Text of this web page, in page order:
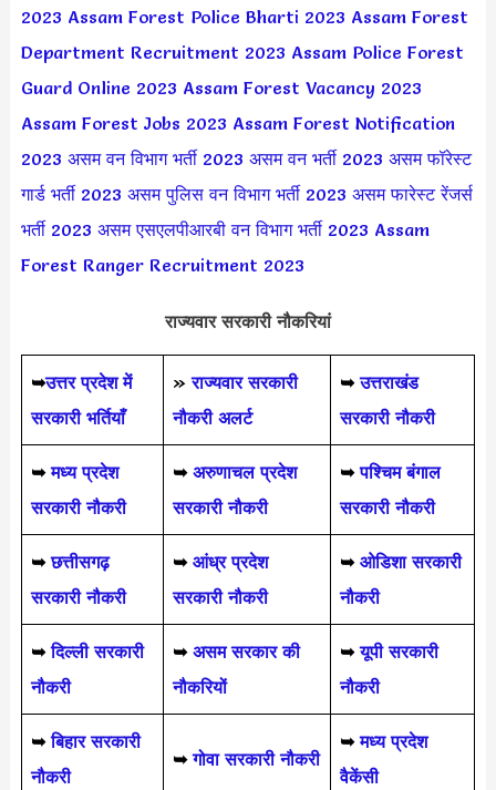
2023 Assam Forest Police Bharti 2023 Assam Forest
Department Recruitment 2023 Assam Police Forest
Guard Online 2023 Assam Forest Vacancy 2023
Assam Forest Jobs 2023 Assam Forest Notification
2023 असम वन विभाग भर्ती 2023 असम वन भर्ती 2023 असम फॉरेस्ट
गार्ड भर्ती 2023 असम पुलिस वन विभाग भर्ती 2023 असम फारेस्ट रेंजर्स
भर्ती 2023 असम एसएलपीआरबी वन विभाग भर्ती 2023 Assam
Forest Ranger Recruitment 2023
राज्यवार सरकारी नौकरियां
➥उत्तर प्रदेश में
सरकारी भर्तियाँ
»राज्यवार सरकारी
नौकरी अलर्ट
➥ उत्तराखंड
सरकारी नौकरी
➥ मध्य प्रदेश
सरकारी नौकरी
➥ अरुणाचल प्रदेश
सरकारी नौकरी
➥ पश्चिम बंगाल
सरकारी नौकरी
➥ छत्तीसगढ़
सरकारी नौकरी
➥ आंध्र प्रदेश
सरकारी नौकरी
➥ ओडिशा सरकारी
नौकरी
➥ दिल्ली सरकारी
नौकरी
➥ असम सरकार की
नौकरियों
➥ यूपी सरकारी
नौकरी
➥बिहार सरकारी
नौकरी
➥गोवा सरकारी नौकरी
➥ मध्य प्रदेश
वैकेंसी